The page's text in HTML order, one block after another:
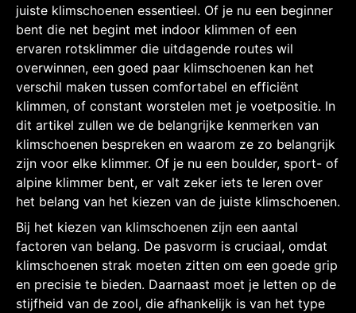
juiste klimschoenen essentieel. Of je nu een beginner
bent die net begint met indoor klimmen of een
ervaren rotsklimmer die uitdagende routes wil
overwinnen, een goed paar klimschoenen kan het
verschil maken tussen comfortabel en efficiënt
klimmen, of constant worstelen met je voetpositie. In
dit artikel zullen we de belangrijke kenmerken van
klimschoenen bespreken en waarom ze zo belangrijk
zijn voor elke klimmer. Of je nu een boulder, sport- of
alpine klimmer bent, er valt zeker iets te leren over
het belang van het kiezen van de juiste klimschoenen.
Bij het kiezen van klimschoenen zijn een aantal
factoren van belang. De pasvorm is cruciaal, omdat
klimschoenen strak moeten zitten om een goede grip
en precisie te bieden. Daarnaast moet je letten op de
stijfheid van de zool, die afhankelijk is van het type